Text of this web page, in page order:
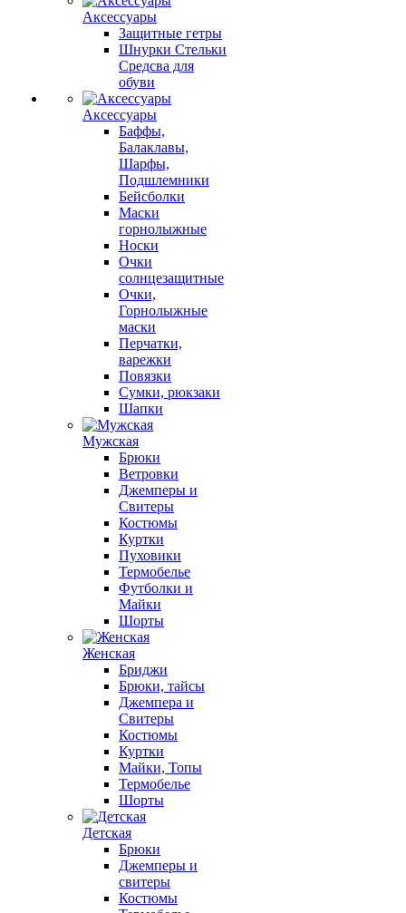
Аксессуары
Защитные гетры
Шнурки Стельки
Средсва для
обуви
Аксессуары
Баффы,
Балаклавы,
Шарфы,
Подшлемники
Бейсболки
Маски
горнолыжные
Носки
Очки
солнцезащитные
Очки,
Горнолыжные
маски
Перчатки,
варежки
Повязки
Сумки, рюкзаки
Шапки
Мужская
Брюки
Ветровки
Джемперы и
Свитеры
Костюмы
Куртки
Пуховики
Термобелье
Футболки и
Майки
Шорты
Женская
Бриджи
Брюки, тайсы
Джемпера и
Свитеры
Костюмы
Куртки
Майки, Топы
Термобелье
Шорты
Детская
Брюки
Джемперы и
свитеры
Костюмы